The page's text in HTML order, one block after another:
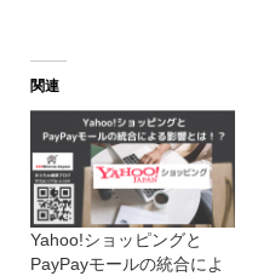
関連
Yahoo!ショッピングと
PayPayモールの統合によ